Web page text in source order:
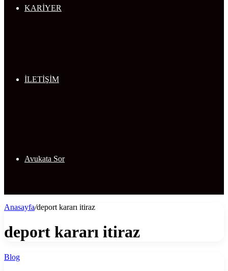
KARİYER
İLETİŞİM
Avukata Sor
Anasayfa/deport kararı itiraz
deport kararı itiraz
Blog